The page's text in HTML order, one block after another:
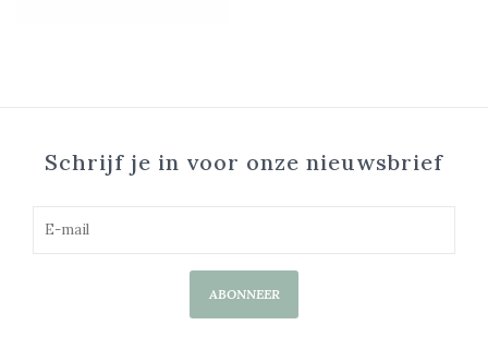
Schrijf je in voor onze nieuwsbrief
ABONNEER